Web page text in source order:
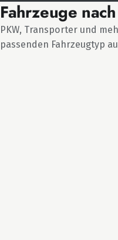
Fahrzeuge
PKW, Transporter und
passenden Fahrzeugtyp